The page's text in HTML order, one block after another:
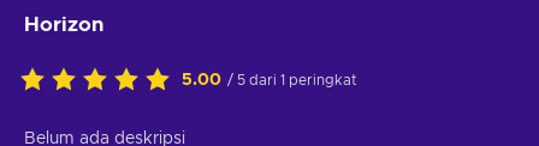
Horizon
5.00 / 5 dari 1 peringkat
Belum ada deskripsi